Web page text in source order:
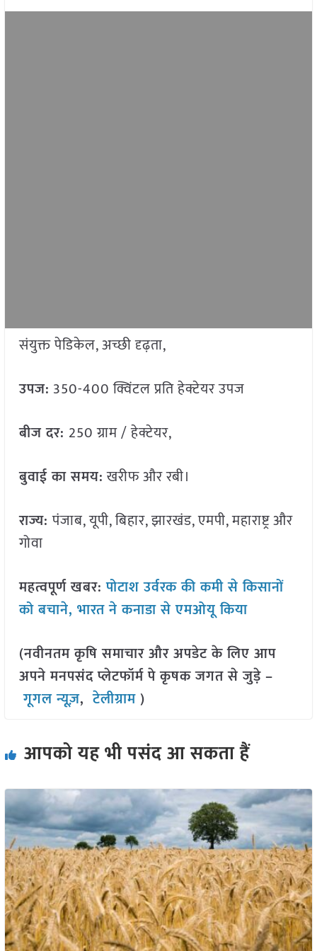
संयुक्त पेडिकेल, अच्छी दृढ़ता,
उपज: 350-400 क्विंटल प्रति हेक्टेयर उपज
बीज दर: 250 ग्राम / हेक्टेयर,
बुवाई का समय:खरीफ और रबी।
राज्य:पंजाब, यूपी, बिहार, झारखंड, एमपी, महाराष्ट्र और
गोवा
महत्वपूर्ण खबर:पोटाश उर्वरक की कमी से किसानों
को बचाने, भारत ने कनाडा से एमओयू किया
(नवीनतम कृषि समाचार और अपडेट के लिए आप
अपने मनपसंद प्लेटफॉर्म पे कृषक जगत से जुड़े –
गूगल न्यूज़,टेलीग्राम )
आपको यह भी पसंद आ सकता हैं